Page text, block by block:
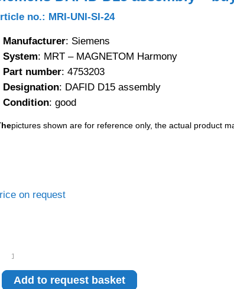
no.: MRI-UNI-SI-24
Manufacturer: Siemens
System: MRT – MAGNETOM Harmony
Part number: 4753203
Designation: DAFID D15 assembly
Condition: good
pictures shown are for reference only, the actual product
on request
DAFID
D15
module
Add to request basket